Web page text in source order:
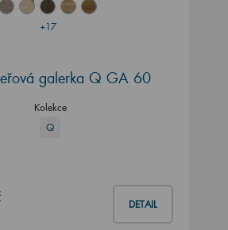
+17
galerka Q GA 60
Kolekce
Q
DETAIL